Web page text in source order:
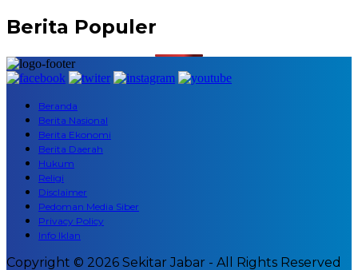
Berita Populer
Beranda
Berita Nasional
Berita Ekonomi
Berita Daerah
Hukum
Religi
Disclaimer
Pedoman Media Siber
Privacy Policy
Info Iklan
Copyright © 2026 Sekitar Jabar - All Rights Reserved